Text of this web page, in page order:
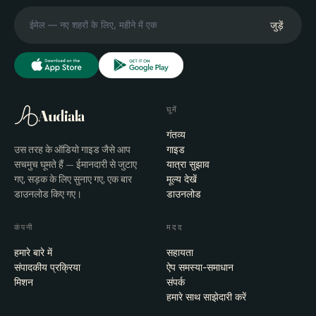
जुड़ें
Audiala
उस तरह के ऑडियो गाइड जैसे आप
सचमुच घूमते हैं — ईमानदारी से जुटाए
गए, सड़क के लिए सुनाए गए, एक बार
डाउनलोड किए गए।
घूमें
गंतव्य
गाइड
यात्रा सुझाव
मूल्य देखें
डाउनलोड
कंपनी
हमारे बारे में
संपादकीय प्रक्रिया
मिशन
मदद
सहायता
ऐप समस्या-समाधान
संपर्क
हमारे साथ साझेदारी करें